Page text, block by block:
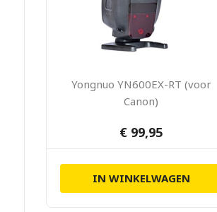
Yongnuo YN600EX-RT (voor
Canon)
€ 99,95
IN WINKELWAGEN